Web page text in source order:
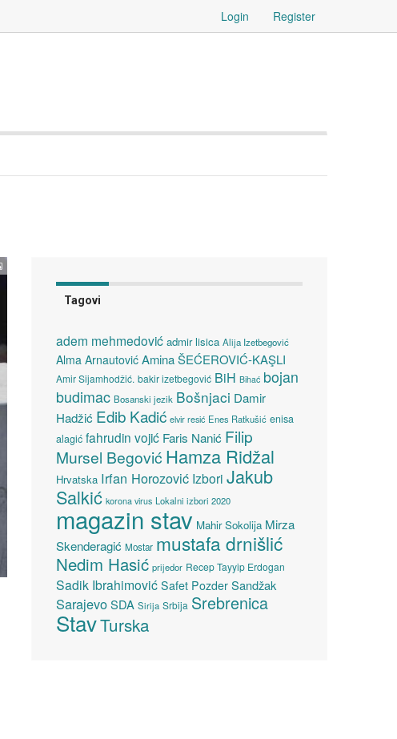
Login Register
Tagovi
adem mehmedović admir lisica Alija Izetbegović
Alma Arnautović Amina ŠEĆEROVIĆ-KAŞLI
Amir Sijamhodžić. bakir izetbegović BiH Bihać bojan
budimac Bosanski jezik Bošnjaci Damir
Hadžić Edib Kadić elvir resić Enes Ratkušić enisa
alagić fahrudin vojić Faris Nanić Filip
Mursel Begović Hamza Ridžal
Hrvatska Irfan Horozović Izbori Jakub
Salkić korona virus Lokalni izbori 2020
magazin stav Mahir Sokolija Mirza
Skenderagić Mostar mustafa drnišlić
Nedim Hasić prijedor Recep Tayyip Erdogan
Sadik Ibrahimović Safet Pozder Sandžak
SarajevoSDA Sirija Srbija Srebrenica
StavTurska